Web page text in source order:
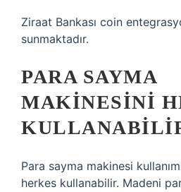
Ziraat Bankası coin
sunmaktadır.
PARA SAYMA
MAKINESINI
Para sayma makinesi
herkes kullanabilir. Madeni